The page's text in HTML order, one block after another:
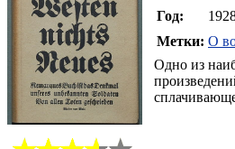
Год:
Метки: О
Одно из